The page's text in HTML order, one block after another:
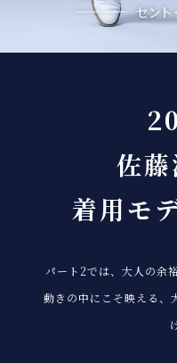
佐
着用モ
パート2では、大人の余
動きの中にこそ映える、